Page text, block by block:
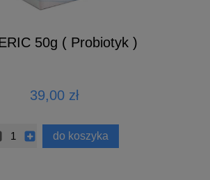
50g ( Probiotyk )
39,00 zł
do koszyka